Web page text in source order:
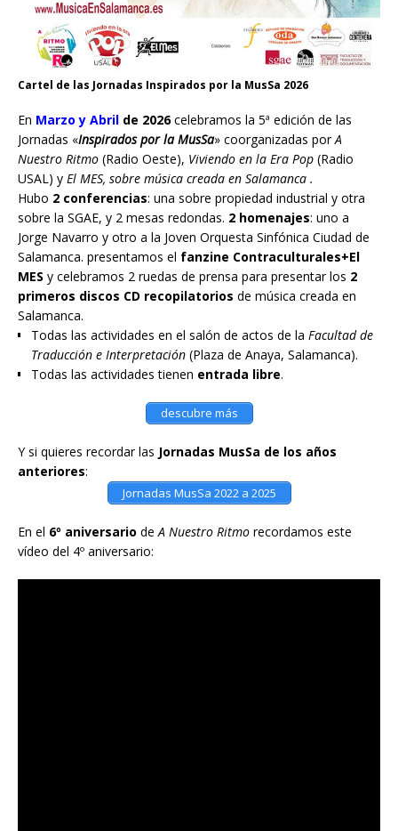
Cartel de las Jornadas Inspirados por la MusSa 2026
En Marzo y Abril de 2026celebramos la 5ª edición de las
Jornadas «Inspirados por la MusSa» coorganizadas porA
Nuestro Ritmo (Radio Oeste), Viviendo en la Era Pop (Radio
USAL) y El MES, sobre música creada en Salamanca .
Hubo 2 conferencias: una sobre propiedad industrial y otra
sobre la SGAE, y 2 mesas redondas. 2 homenajes: uno a
Jorge Navarro y otro a la Joven Orquesta Sinfónica Ciudad de
Salamanca. presentamos el fanzine Contraculturales+El
MES y celebramos 2 ruedas de prensa para presentar los 2
primeros discos CD recopilatorios de música creada en
Salamanca.
Todas las actividades en el salón de actos de la Facultad de
Traducción e Interpretación (Plaza de Anaya, Salamanca).
Todas las actividades tienen entrada libre.
descubre más
Y si quieres recordar las Jornadas MusSa de los años
anteriores:
Jornadas MusSa 2022 a 2025
En el 6º aniversario deA Nuestro Ritmo recordamos este
vídeo del 4º aniversario: